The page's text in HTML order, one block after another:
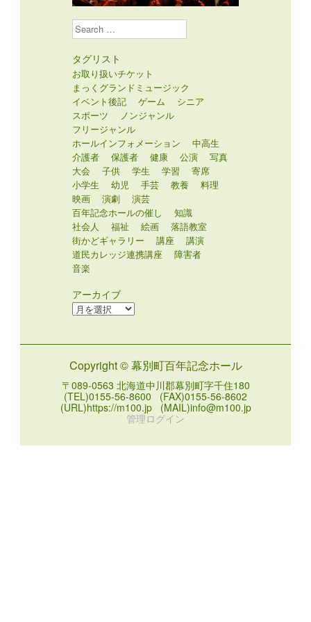
Search
タグリスト
お取り扱いチケット
まっくグランドミュージック
イベント後記
ゲーム
シニア
スポーツ
ノンジャンル
フリージャンル
ホールインフォメーション
中高生
介護者
保護者 健康 公演
写真
大会
子供 学生 学習
寄席
小学生
幼児 手芸 教養
料理
映画
演劇
演芸
百年記念ホールの催し
知識
社会人
福祉 絵画
落語教室
街かどギャラリー
講座
講演
道民カレッジ連携講座
障害者
音楽
アーカイブ
ア
ブ
Copyright © 幕別町百年記念ホール
〒089-0563 北海道中川郡幕別町字千住180
(TEL)0155-56-8600 (FAX)0155-56-8602
(URL)https://m100.jp (MAIL)info@m100.jp
管理ログイン